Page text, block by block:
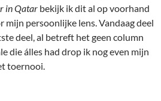
in Qatar bekijk ik dit al op voorhand
persoonlijke lens. Vandaag deel
deel, al betreft het geen column
die álles had drop ik nog even mijn
toernooi.
(#14): Elftal van het toernooi